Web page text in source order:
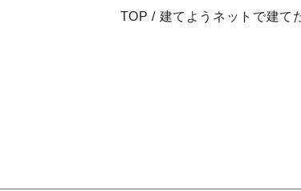
TOP / 建てようネットで建て